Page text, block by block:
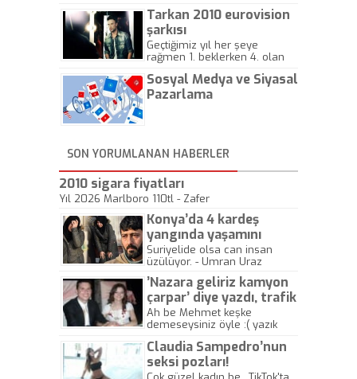
Tarkan 2010 eurovision
şarkısı
Geçtiğimiz yıl her şeye
rağmen 1. beklerken 4. olan
gösterisinin bu yarışmada
önemli olmadığını anlamıştır.
Sosyal Medya ve Siyasal
Pazarlama
SON YORUMLANAN HABERLER
2010 sigara fiyatları
Yıl 2026 Marlboro 110tl - Zafer
Konya’da 4 kardeş
yangında yaşamını
yitirdi
Suriyelide olsa can insan
üzülüyor. - Umran Uraz
’Nazara geliriz kamyon
çarpar’ diye yazdı, trafik
kazasında öldü!
Ah be Mehmet keşke
demeseysiniz öyle :( yazık
Claudia Sampedro’nun
seksi pozları!